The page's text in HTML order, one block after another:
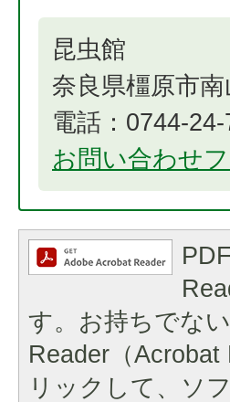
昆虫館
奈良県橿原市
電話：0744-
お問い合わせ
す。お持ちでな
Reader（
リックして、ソ